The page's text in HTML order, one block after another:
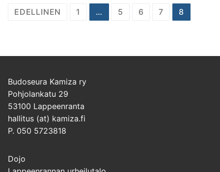
Artikkelien
EDELLINEN 1 … 5 6 7 8
Budoseura Kamiza ry
Pohjolankatu 29
53100 Lappeenranta
hallitus (at) kamiza.fi
P. 050 5723818
Dojo